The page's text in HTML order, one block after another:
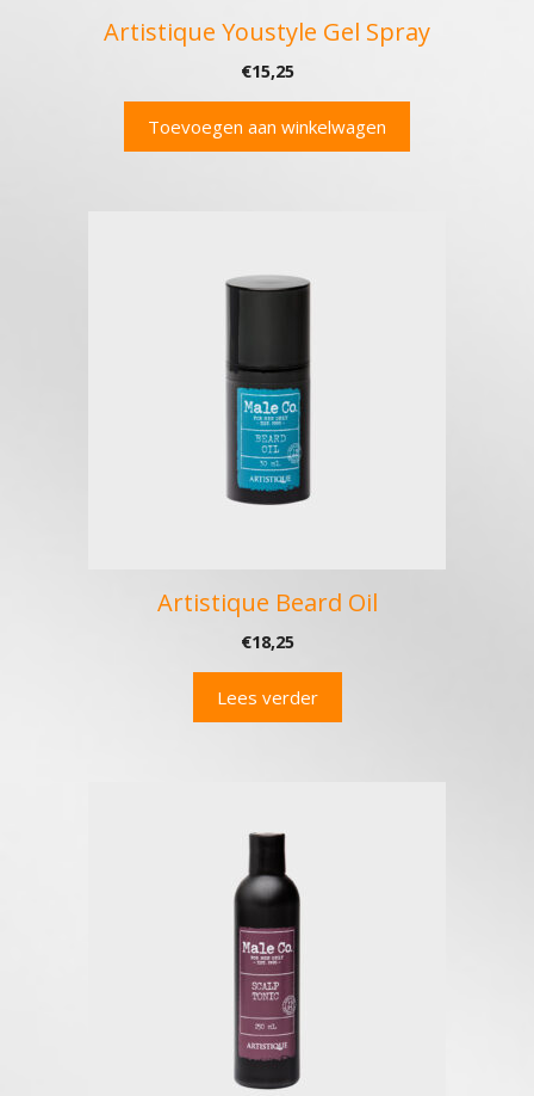
Artistique Youstyle Gel Spray
€15,25
Toevoegen aan winkelwagen
Artistique Beard Oil
€18,25
Lees verder